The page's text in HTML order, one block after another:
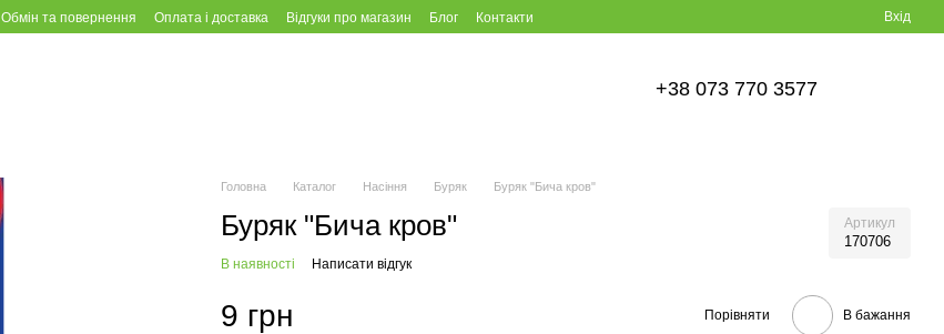
Обмін та повернення Оплата і доставка Відгуки про магазин Блог Контакти Вхід
+38 073 770 3577
Головна Каталог Насіння Буряк Буряк "Бича кров"
Буряк "Бича кров" Артикул
170706
В наявності Написати відгук
9 грн Порівняти В бажання